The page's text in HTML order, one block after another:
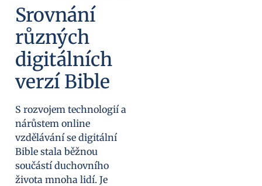
Srovnání
různých
digitálních
verzí Bible
S rozvojem technologií a
nárůstem online
vzdělávání se digitální
Bible stala běžnou
součástí duchovního
života mnoha lidí. Je